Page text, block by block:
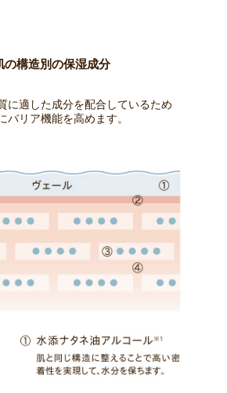
の構造別の保湿成分
に適した成分を配合しているため
バリア機能を高めます。